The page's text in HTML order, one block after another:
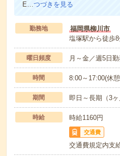
E…つづきを見る
勤務地
福岡県柳川市
塩塚駅から徒歩
曜日頻度 月～金／週5日
時間 8:00～17:00(休
期間 即日～長期（3
時給 時給1160円
交通費
交通費規定内支